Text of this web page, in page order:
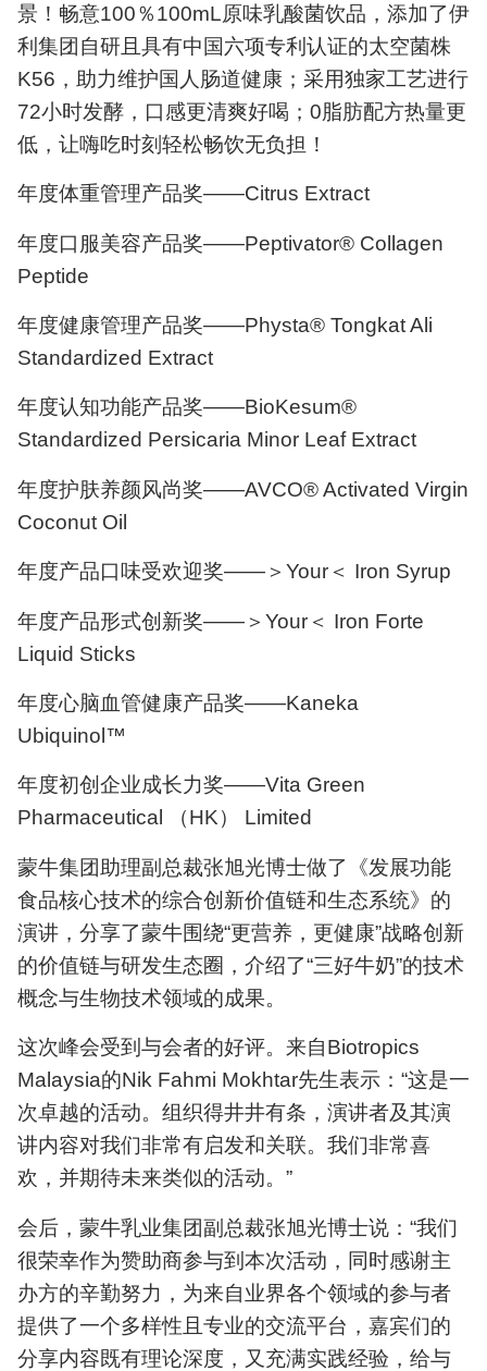
景！畅意100％100mL原味乳酸菌饮品，添加了伊
利集团自研且具有中国六项专利认证的太空菌株
K56，助力维护国人肠道健康；采用独家工艺进行
72小时发酵，口感更清爽好喝；0脂肪配方热量更
低，让嗨吃时刻轻松畅饮无负担！
年度体重管理产品奖——Citrus Extract
年度口服美容产品奖——Peptivator® Collagen
Peptide
年度健康管理产品奖——Physta® Tongkat Ali
Standardized Extract
年度认知功能产品奖——BioKesum®
Standardized Persicaria Minor Leaf Extract
年度护肤养颜风尚奖——AVCO® Activated Virgin
Coconut Oil
年度产品口味受欢迎奖——＞Your＜ Iron Syrup
年度产品形式创新奖——＞Your＜ Iron Forte
Liquid Sticks
年度心脑血管健康产品奖——Kaneka
Ubiquinol™
年度初创企业成长力奖——Vita Green
Pharmaceutical （HK） Limited
蒙牛集团助理副总裁张旭光博士做了《发展功能
食品核心技术的综合创新价值链和生态系统》的
演讲，分享了蒙牛围绕“更营养，更健康”战略创新
的价值链与研发生态圈，介绍了“三好牛奶”的技术
概念与生物技术领域的成果。
这次峰会受到与会者的好评。来自Biotropics
Malaysia的Nik Fahmi Mokhtar先生表示：“这是一
次卓越的活动。组织得井井有条，演讲者及其演
讲内容对我们非常有启发和关联。我们非常喜
欢，并期待未来类似的活动。”
会后，蒙牛乳业集团副总裁张旭光博士说：“我们
很荣幸作为赞助商参与到本次活动，同时感谢主
办方的辛勤努力，为来自业界各个领域的参与者
提供了一个多样性且专业的交流平台，嘉宾们的
分享内容既有理论深度，又充满实践经验，给与